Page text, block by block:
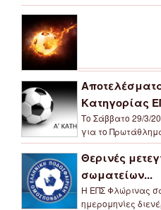
Κατηγορίας
Το Σάββατο 29/3/
για το
Θερινές
σωματείων...
Η ΕΠΣ Φλώρινας
ημερομηνίες